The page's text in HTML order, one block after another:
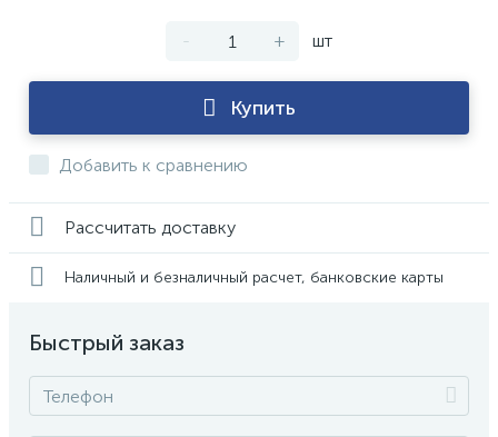
- + шт
Купить
Добавить к сравнению
Рассчитать доставку
Наличный и безналичный расчет, банковские карты
Быстрый заказ